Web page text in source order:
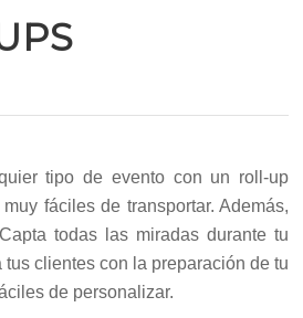
tipo de evento con un roll-up
fáciles de transportar. Además,
todas las miradas durante tu
clientes con la preparación de tu
de personalizar.